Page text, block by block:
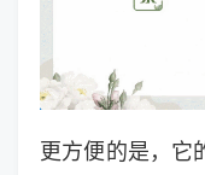
更方便的是，它